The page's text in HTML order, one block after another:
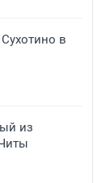
в
из